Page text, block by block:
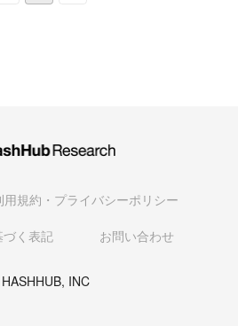
用規約・プライバシーポリシー
く表記 お問い合わせ
INC